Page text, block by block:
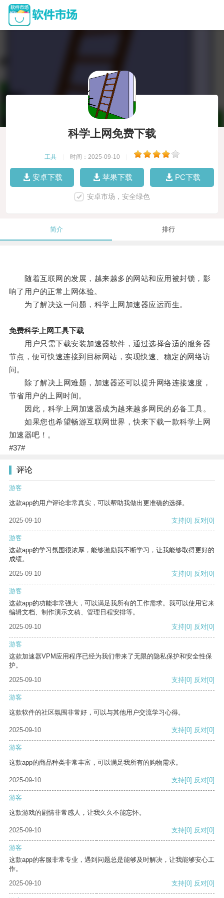
科学上网免费下载
工具 时间：2025-09-10
安卓下载 苹果下载 PC下载
安卓市场，安全绿色
简介 排行
随着互联网的发展，越来越多的网站和应用被封锁，影
响了用户的正常上网体验。
为了解决这一问题，科学上网加速器应运而生。
免费科学上网工具下载
用户只需下载安装加速器软件，通过选择合适的服务器
节点，便可快速连接到目标网站，实现快速、稳定的网络访
问。
除了解决上网难题，加速器还可以提升网络连接速度，
节省用户的上网时间。
因此，科学上网加速器成为越来越多网民的必备工具。
如果您也希望畅游互联网世界，快来下载一款科学上网
加速器吧！。
#37#
评论
游客
这款app的用户评论非常真实，可以帮助我做出更准确的选择。
2025-09-10 支持[0] 反对[0]
游客
这款app的学习氛围很浓厚，能够激励我不断学习，让我能够取得更好的
成绩。
2025-09-10
支持[0] 反对[0]
游客
这款app的功能非常强大，可以满足我所有的工作需求。我可以使用它来
编辑文档、制作演示文稿、管理日程安排等。
2025-09-10
支持[0] 反对[0]
游客
这款加速器VPM应用程序已经为我们带来了无限的隐私保护和安全性保
护。
2025-09-10
支持[0] 反对[0]
游客
这款软件的社区氛围非常好，可以与其他用户交流学习心得。
2025-09-10 支持[0] 反对[0]
游客
这款app的商品种类非常丰富，可以满足我所有的购物需求。
2025-09-10 支持[0] 反对[0]
游客
这款游戏的剧情非常感人，让我久久不能忘怀。
2025-09-10 支持[0] 反对[0]
游客
这款app的客服非常专业，遇到问题总是能够及时解决，让我能够安心工
作。
2025-09-10
支持[0] 反对[0]